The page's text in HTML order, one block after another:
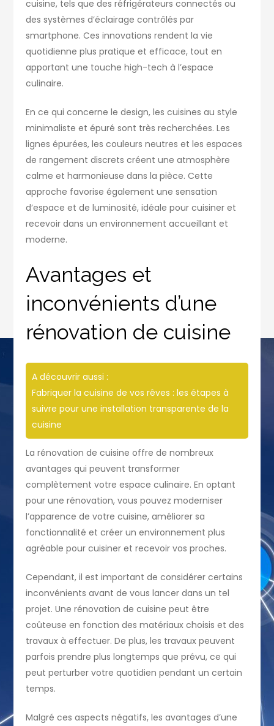
cuisine, tels que des réfrigérateurs connectés ou
des systèmes d’éclairage contrôlés par
smartphone. Ces innovations rendent la vie
quotidienne plus pratique et efficace, tout en
apportant une touche high-tech à l’espace
culinaire.
En ce qui concerne le design, les cuisines au style
minimaliste et épuré sont très recherchées. Les
lignes épurées, les couleurs neutres et les espaces
de rangement discrets créent une atmosphère
calme et harmonieuse dans la pièce. Cette
approche favorise également une sensation
d’espace et de luminosité, idéale pour cuisiner et
recevoir dans un environnement accueillant et
moderne.
Avantages et
inconvénients d’une
rénovation de cuisine
A découvrir aussi :
Fabriquer la cuisine de vos rêves : les étapes à
suivre pour une installation transparente de la
cuisine
La rénovation de cuisine offre de nombreux
avantages qui peuvent transformer
complètement votre espace culinaire. En optant
pour une rénovation, vous pouvez moderniser
l’apparence de votre cuisine, améliorer sa
fonctionnalité et créer un environnement plus
agréable pour cuisiner et recevoir vos proches.
Cependant, il est important de considérer certains
inconvénients avant de vous lancer dans un tel
projet. Une rénovation de cuisine peut être
coûteuse en fonction des matériaux choisis et des
travaux à effectuer. De plus, les travaux peuvent
parfois prendre plus longtemps que prévu, ce qui
peut perturber votre quotidien pendant un certain
temps.
Malgré ces aspects négatifs, les avantages d’une